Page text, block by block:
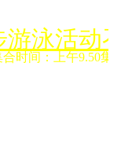
游泳活动
时间：上午9.50集